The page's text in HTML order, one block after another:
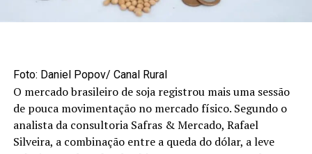
Foto: Daniel Popov/ Canal Rural
O mercado brasileiro de soja registrou mais uma sessão
de pouca movimentação no mercado físico. Segundo o
analista da consultoria Safras & Mercado, Rafael
Silveira, a combinação entre a queda do dólar, a leve